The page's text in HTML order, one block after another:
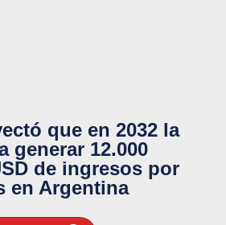
que en 2032 la
generar 12.000
de ingresos por
en Argentina